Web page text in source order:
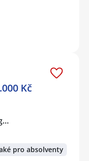
Kč
pro absolventy